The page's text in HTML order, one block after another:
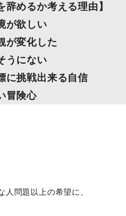
辞めるか考える理由】
が欲しい
が変化した
うにない
に挑戦出来る自信
冒険心
人問題以上の希望に、